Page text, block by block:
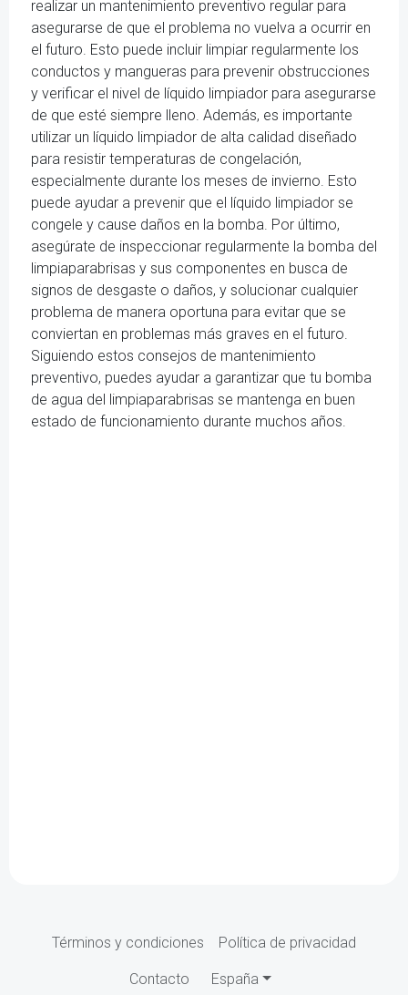
realizar un mantenimiento preventivo regular para
asegurarse de que el problema no vuelva a ocurrir en
el futuro. Esto puede incluir limpiar regularmente los
conductos y mangueras para prevenir obstrucciones
y verificar el nivel de líquido limpiador para asegurarse
de que esté siempre lleno. Además, es importante
utilizar un líquido limpiador de alta calidad diseñado
para resistir temperaturas de congelación,
especialmente durante los meses de invierno. Esto
puede ayudar a prevenir que el líquido limpiador se
congele y cause daños en la bomba. Por último,
asegúrate de inspeccionar regularmente la bomba del
limpiaparabrisas y sus componentes en busca de
signos de desgaste o daños, y solucionar cualquier
problema de manera oportuna para evitar que se
conviertan en problemas más graves en el futuro.
Siguiendo estos consejos de mantenimiento
preventivo, puedes ayudar a garantizar que tu bomba
de agua del limpiaparabrisas se mantenga en buen
estado de funcionamiento durante muchos años.
Términos y condiciones Política de privacidad
Contacto España